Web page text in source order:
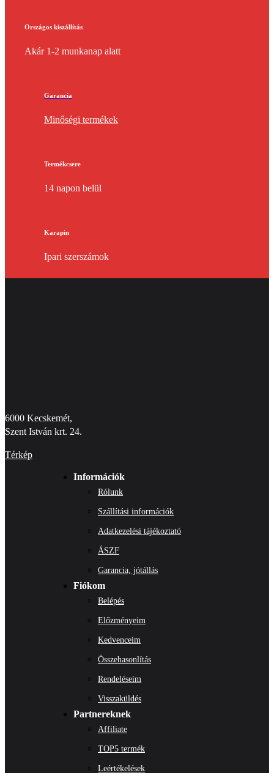
Országos kiszállítás
Akár 1-2 munkanap alatt
Garancia
Minőségi termékek
Termékcsere
14 napon belül
Karapin
Ipari szerszámok
6000 Kecskemét,
Szent István krt. 24.
Térkép
Információk
Rólunk
Szállítási információk
Adatkezelési tájékoztató
ÁSZF
Garancia, jótállás
Fiókom
Belépés
Előzményeim
Kedvenceim
Összehasonlítás
Rendeléseim
Visszaküldés
Partnereknek
Affiliate
TOP5 termék
Leértékelések